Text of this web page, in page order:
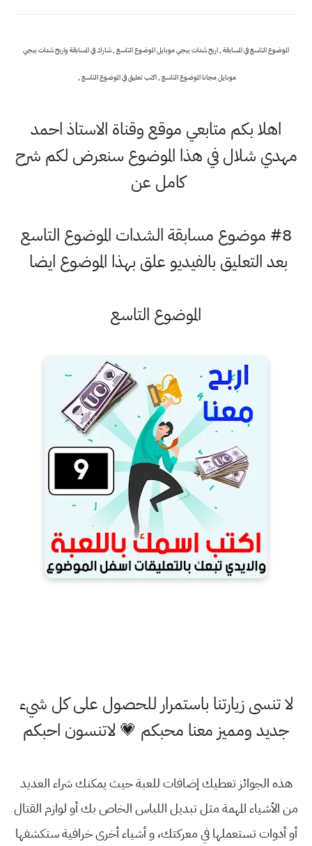
الموضوع التاسع في المسابقة , اربح شدات ببجي موبايل الموضوع التاسع , شارك في المسابقة واربح شدات ببجي
موبايل مجانا الموضوع التاسع , اكتب تعليق في الموضوع التاسع ,
اهلا بكم متابعي موقع وقناة الاستاذ احمد
مهدي شلال في هذا الموضوع سنعرض لكم شرح
كامل عن
#8 موضوع مسابقة الشدات الموضوع التاسع
بعد التعليق بالفيديو علق بهذا الموضوع ايضا
الموضوع التاسع
لا تنسى زيارتنا باستمرار للحصول على كل شيء
جديد ومميز معنا محبكم 💗 لاتنسون احبكم
هذه الجوائز تعطيك إضافات للعبة حيث يمكنك شراء العديد
من الأشياء المهمة مثل تبديل اللباس الخاص بك أو لوازم القتال
أو أدوات تستعملها في معركتك، و أشياء أخرى خرافية ستكشفها